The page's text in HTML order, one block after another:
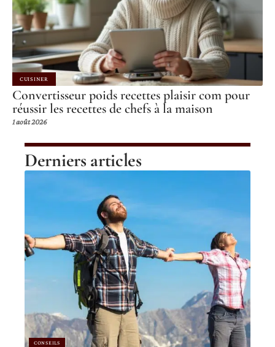
CUISINER
Convertisseur poids recettes plaisir com pour
réussir les recettes de chefs à la maison
1 août 2026
Derniers articles
CONSEILS